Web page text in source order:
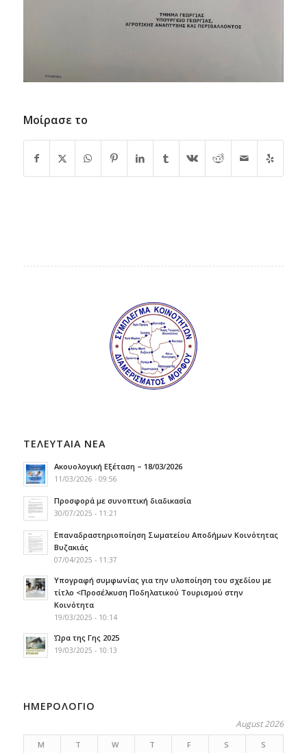
Μοίρασε το
ΤΕΛΕΥΤΑΙΑ ΝΕΑ
Ακουολογική Εξέταση – 18/03/2026
11/03/2026 - 09:56
Προσφορά με συνοπτική διαδικασία
30/07/2025 - 11:21
Επαναδραστηριοποίηση Σωματείου Αποδήμων Κοινότητας
Βυζακιάς
07/04/2025 - 11:37
Υπογραφή συμφωνίας για την υλοποίηση του σχεδίου με
τίτλο <Προσέλκυση Ποδηλατικού Τουρισμού στην
Κοινότητα
19/03/2025 - 10:14
Ώρα της Γης 2025
19/03/2025 - 10:13
ΗΜΕΡΟΛΟΓΙΟ
August 2026
M T W T F S
S